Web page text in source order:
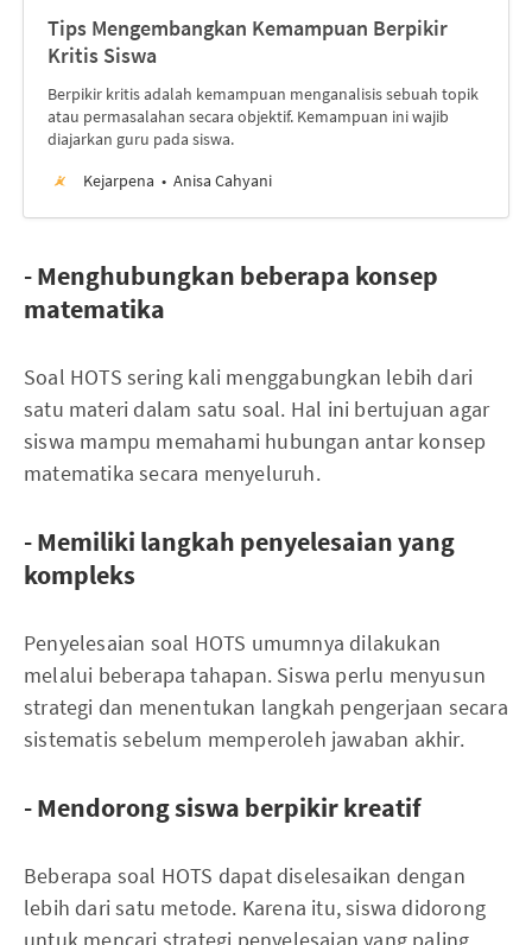
Tips Mengembangkan Kemampuan Berpikir
Kritis Siswa
Berpikir kritis adalah kemampuan menganalisis sebuah topik
atau permasalahan secara objektif. Kemampuan ini wajib
diajarkan guru pada siswa.
Kejarpena
Anisa Cahyani
- Menghubungkan beberapa konsep
matematika
Soal HOTS sering kali menggabungkan lebih dari
satu materi dalam satu soal. Hal ini bertujuan agar
siswa mampu memahami hubungan antar konsep
matematika secara menyeluruh.
- Memiliki langkah penyelesaian yang
kompleks
Penyelesaian soal HOTS umumnya dilakukan
melalui beberapa tahapan. Siswa perlu menyusun
strategi dan menentukan langkah pengerjaan secara
sistematis sebelum memperoleh jawaban akhir.
- Mendorong siswa berpikir kreatif
Beberapa soal HOTS dapat diselesaikan dengan
lebih dari satu metode. Karena itu, siswa didorong